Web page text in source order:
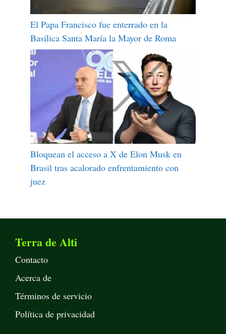
El Papa Francisco fue enterrado en la
Basílica Santa María la Mayor de Roma
Bloquean el acceso a X de Elon Musk en
Brasil tras acalorado enfrentamiento con
juez
Terra de Alti
Contacto
Acerca de
Términos de servicio
Política de privacidad